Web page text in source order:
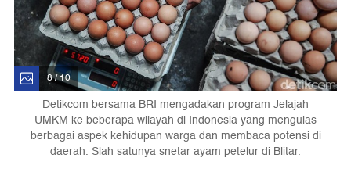
8 / 10
Detikcom bersama BRI mengadakan program Jelajah
UMKM ke beberapa wilayah di Indonesia yang mengulas
berbagai aspek kehidupan warga dan membaca potensi di
daerah. Slah satunya snetar ayam petelur di Blitar.